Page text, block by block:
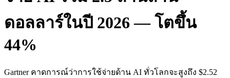
ดอลลาร์ในปี 2026 — โตขึ้น
44%
Gartner คาดการณ์ว่าการใช้จ่ายด้าน AI ทั่วโลกจะสูงถึง $2.52